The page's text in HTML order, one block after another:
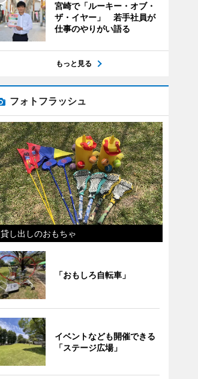
宮崎で「ルーキー・オブ・
ザ・イヤー」 若手社員が
仕事のやりがい語る
もっと見る
フォトフラッシュ
貸し出しのおもちゃ
「おもしろ自転車」
イベントなども開催できる
「ステージ広場」